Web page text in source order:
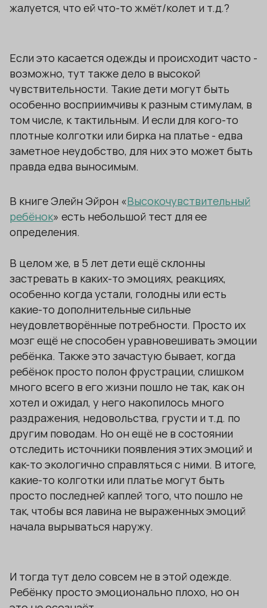
жалуется, что ей что-то жмёт/колет и т.д.?
Если это касается одежды и происходит часто -
возможно, тут также дело в высокой
чувствительности. Такие дети могут быть
особенно восприимчивы к разным стимулам, в
том числе, к тактильным. И если для кого-то
плотные колготки или бирка на платье - едва
заметное неудобство, для них это может быть
правда едва выносимым.
В книге Элейн Эйрон «Высокочувствительный
ребёнок» есть небольшой тест для ее
определения.
В целом же, в 5 лет дети ещё склонны
застревать в каких-то эмоциях, реакциях,
особенно когда устали, голодны или есть
какие-то дополнительные сильные
неудовлетворённые потребности. Просто их
мозг ещё не способен уравновешивать эмоции
ребёнка. Также это зачастую бывает, когда
ребёнок просто полон фрустрации, слишком
много всего в его жизни пошло не так, как он
хотел и ожидал, у него накопилось много
раздражения, недовольства, грусти и т.д. по
другим поводам. Но он ещё не в состоянии
отследить источники появления этих эмоций и
как-то экологично справляться с ними. В итоге,
какие-то колготки или платье могут быть
просто последней каплей того, что пошло не
так, чтобы вся лавина не выраженных эмоций
начала вырываться наружу.
И тогда тут дело совсем не в этой одежде.
Ребёнку просто эмоционально плохо, но он